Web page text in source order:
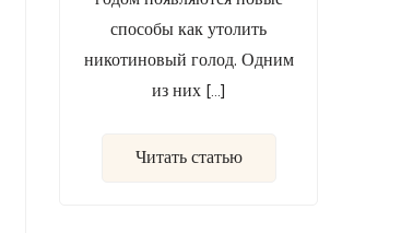
способы как утолить
никотиновый голод. Одним
из них […]
Читать статью